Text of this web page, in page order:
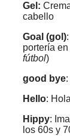
Gel:
cabello
Goal (gol)
portería
fútbol)
good bye
Hello: Hola
Hippy:
los 60s y